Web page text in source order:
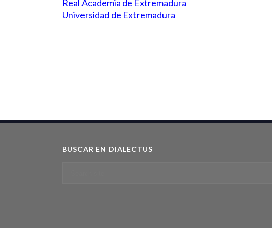
Real Academia de Extremadura
Universidad de Extremadura
BUSCAR EN DIALECTUS